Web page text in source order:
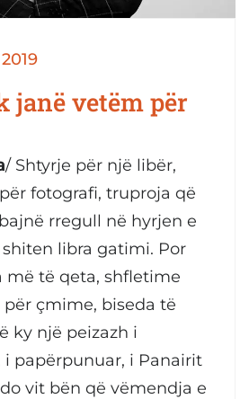
janë vetëm për
/ Shtyrje për një libër,
fotografi, truproja që
rregull në hyrjen e
libra gatimi. Por
më të qeta, shfletime
për çmime, biseda të
ky një peizazh i
papërpunuar, i Panairit
vit bën që vëmendja e